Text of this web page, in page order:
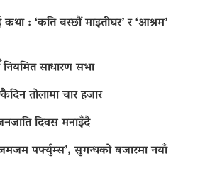
: ‘कति बस्छौं माइतीघर’ र ‘आश्रम’
साधारण सभा
तोलामा चार हजार
दिवस मनाइँदै
पर्फ्युम्स’, सुगन्धको बजारमा नयाँ